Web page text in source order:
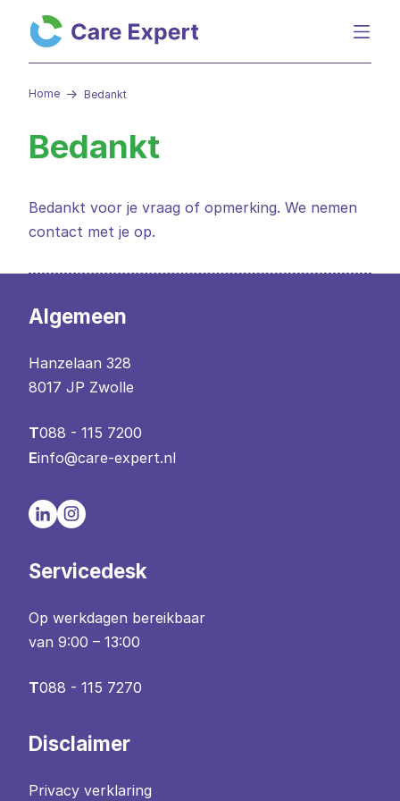
Home Bedankt
Bedankt
Bedankt voor je vraag of opmerking. We nemen
contact met je op.
Algemeen
Hanzelaan 328
8017 JP Zwolle
T088 - 115 7200
Einfo@care-expert.nl
Servicedesk
Op werkdagen bereikbaar
van 9:00 – 13:00
T088 - 115 7270
Disclaimer
Privacy verklaring